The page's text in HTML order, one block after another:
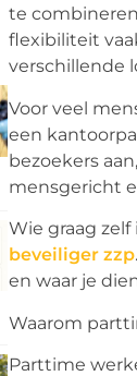
te
flexibiliteit
verschillende
Voor veel
een
bezoekers
mensgericht
Wie graag
beveiliger zzp
en waar je
Waarom
Parttime